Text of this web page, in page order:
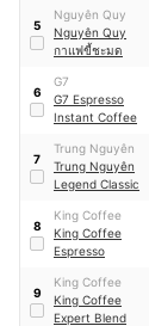
5
Nguyên Quy
Nguyên Quy
กาแฟขี้ชะมด
6
G7
G7 Espresso
Instant Coffee
7
Trung Nguyên
Trung Nguyên
Legend Classic
8
King Coffee
King Coffee
Espresso
9
King Coffee
King Coffee
Expert Blend